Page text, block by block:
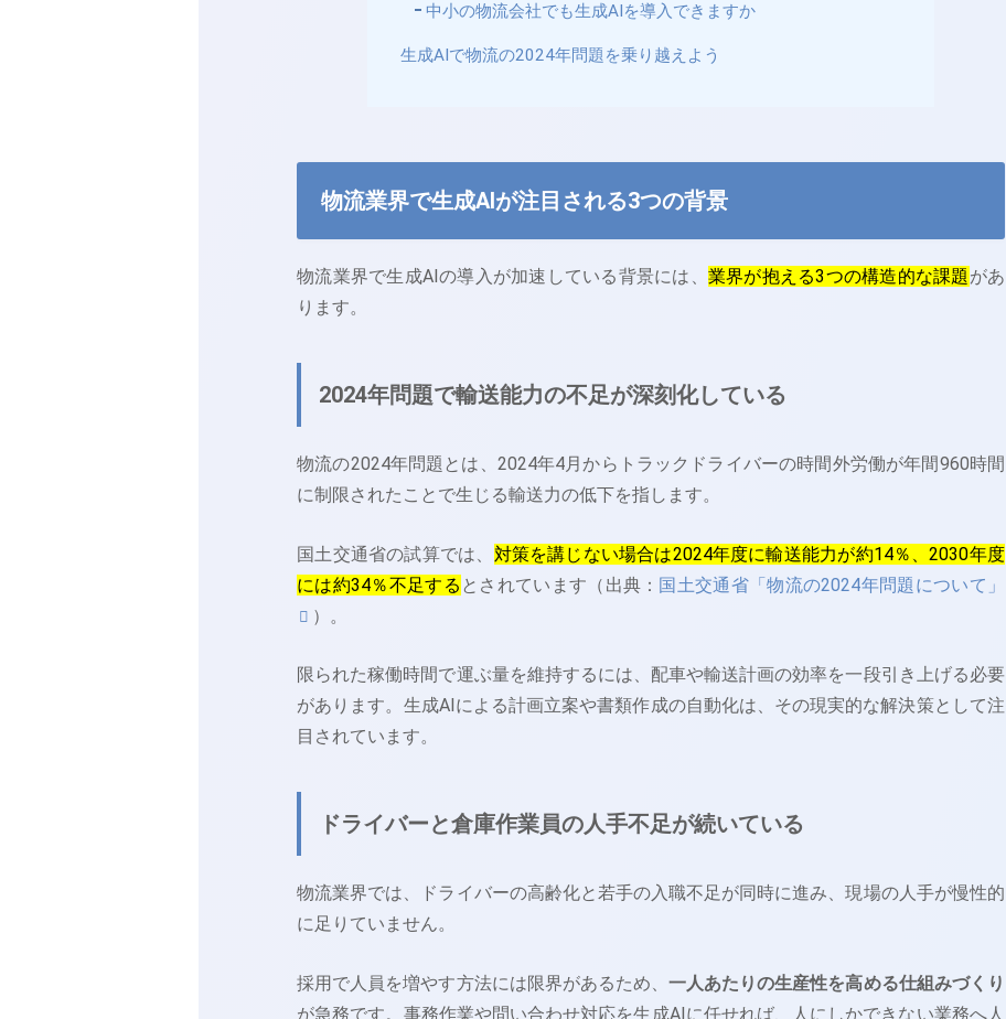
中小の物流会社でも生成AIを導入できますか
生成AIで物流の2024年問題を乗り越えよう
物流業界で生成AIが注目される3つの背景
物流業界で生成AIの導入が加速している背景には、 業界が抱える3つの構造的な課題があ
ります。
2024年問題で輸送能力の不足が深刻化している
物流の2024年問題とは、2024年4月からトラックドライバーの時間外労働が年間960時間
に制限されたことで生じる輸送力の低下を指します。
国土交通省の試算では、 対策を講じない場合は2024年度に輸送能力が約14％、2030年度
には約34％不足する とされています（出典： 国土交通省「物流の2024年問題について」
）。
限られた稼働時間で運ぶ量を維持するには、配車や輸送計画の効率を一段引き上げる必要
があります。生成AIによる計画立案や書類作成の自動化は、その現実的な解決策として注
目されています。
ドライバーと倉庫作業員の人手不足が続いている
物流業界では、ドライバーの高齢化と若手の入職不足が同時に進み、現場の人手が慢性的
に足りていません。
採用で人員を増やす方法には限界があるため、一人あたりの生産性を高める仕組みづくり
が急務です。事務作業や問い合わせ対応を生成AIに任せれば、人にしかできない業務へ人